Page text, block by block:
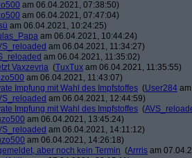
am 06.04.2021, 07:38:50)
am 06.04.2021, 07:47:04)
am 06.04.2021, 10:24:25)
am 06.04.2021, 10:44:24)
am 06.04.2021, 11:34:27)
am 06.04.2021, 11:35:02)
Vaxzevria (TuxTux am 06.04.2021, 11:35:55)
am 06.04.2021, 11:43:07)
Impfung mit Wahl des Impfstoffes (User284
am 06.04.2021, 12:44:59)
Impfung mit Wahl des Impfstoffes (
am 06.04.2021, 13:45:24)
am 06.04.2021, 14:11:12)
am 06.04.2021, 14:26:18)
aber noch kein Termin (Arrris am